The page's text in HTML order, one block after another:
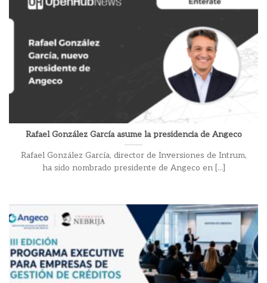
Rafael González García asume la presidencia de Angeco
Rafael González García, director de Inversiones de Intrum,
ha sido nombrado presidente de Angeco en [...]